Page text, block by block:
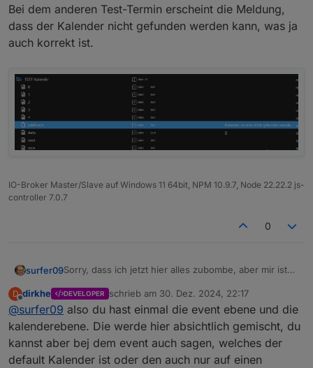
Bei dem anderen Test-Termin erscheint die Meldung,
dass der Kalender nicht gefunden werden kann, was ja
auch korrekt ist.
IO-Broker Master/Slave auf Windows 11 64bit, NPM 10.9.7, Node 22.22.2 js-
controller 7.0.7
0
surfer09Sorry, dass ich jetzt hier alles zubombe, aber mir ist
Kalender auf inaktiv gesetzt.
Bei "Spülmaschine" kann der Termin erfolgreich
hinzugefügt werden, obwohl das Ereignis in den
inaktiven Kalender eingetragen werden soll.
D
Offline
dirkhe DEVELOPER schrieb am 30. Dez. 2024, 22:17
zuletzt editiert von
@surfer09 also du hast einmal die event ebene und die
kalenderebene. Die werde hier absichtlich gemischt, du
kannst aber bej dem event auch sagen, welches der
default Kalender ist oder den auch nur auf einen